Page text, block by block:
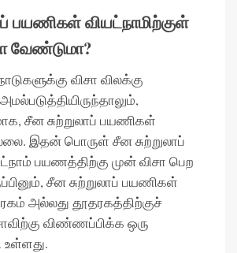
பயணிகள் வியட்நாமிற்குள்
வேண்டுமா?
விசா விலக்கு
சீன சுற்றுலாப் பயணிகள்
இதன் பொருள் சீன சுற்றுலாப்
பயணத்திற்கு முன் விசா பெற
சீன சுற்றுலாப் பயணிகள்
அல்லது தூதரகத்திற்குச்
விண்ணப்பிக்க ஒரு
உள்ளது.